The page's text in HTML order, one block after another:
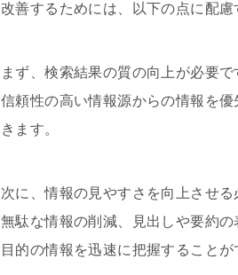
改善するためには、以下の点に配慮
まず、検索結果の質の向上が必要で
信頼性の高い情報源からの情報を
きます。
次に、情報の見やすさを向上させる
無駄な情報の削減、見出しや要約
目的の情報を迅速に把握することが